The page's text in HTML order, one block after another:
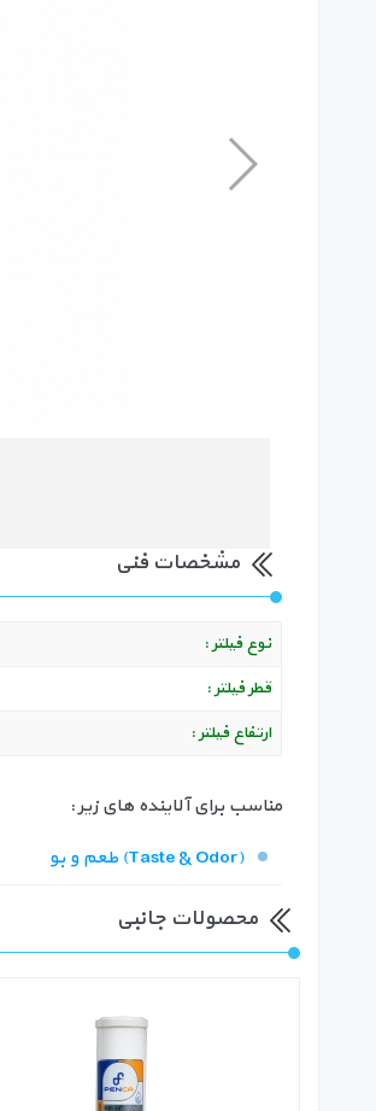
مشخصات فنی
نوع فیلتر :
قطر فیلتر :
ارتفاع فیلتر :
مناسب برای آلاینده های زیر :
طعم و بو (Taste & Odor)
محصولات جانبی